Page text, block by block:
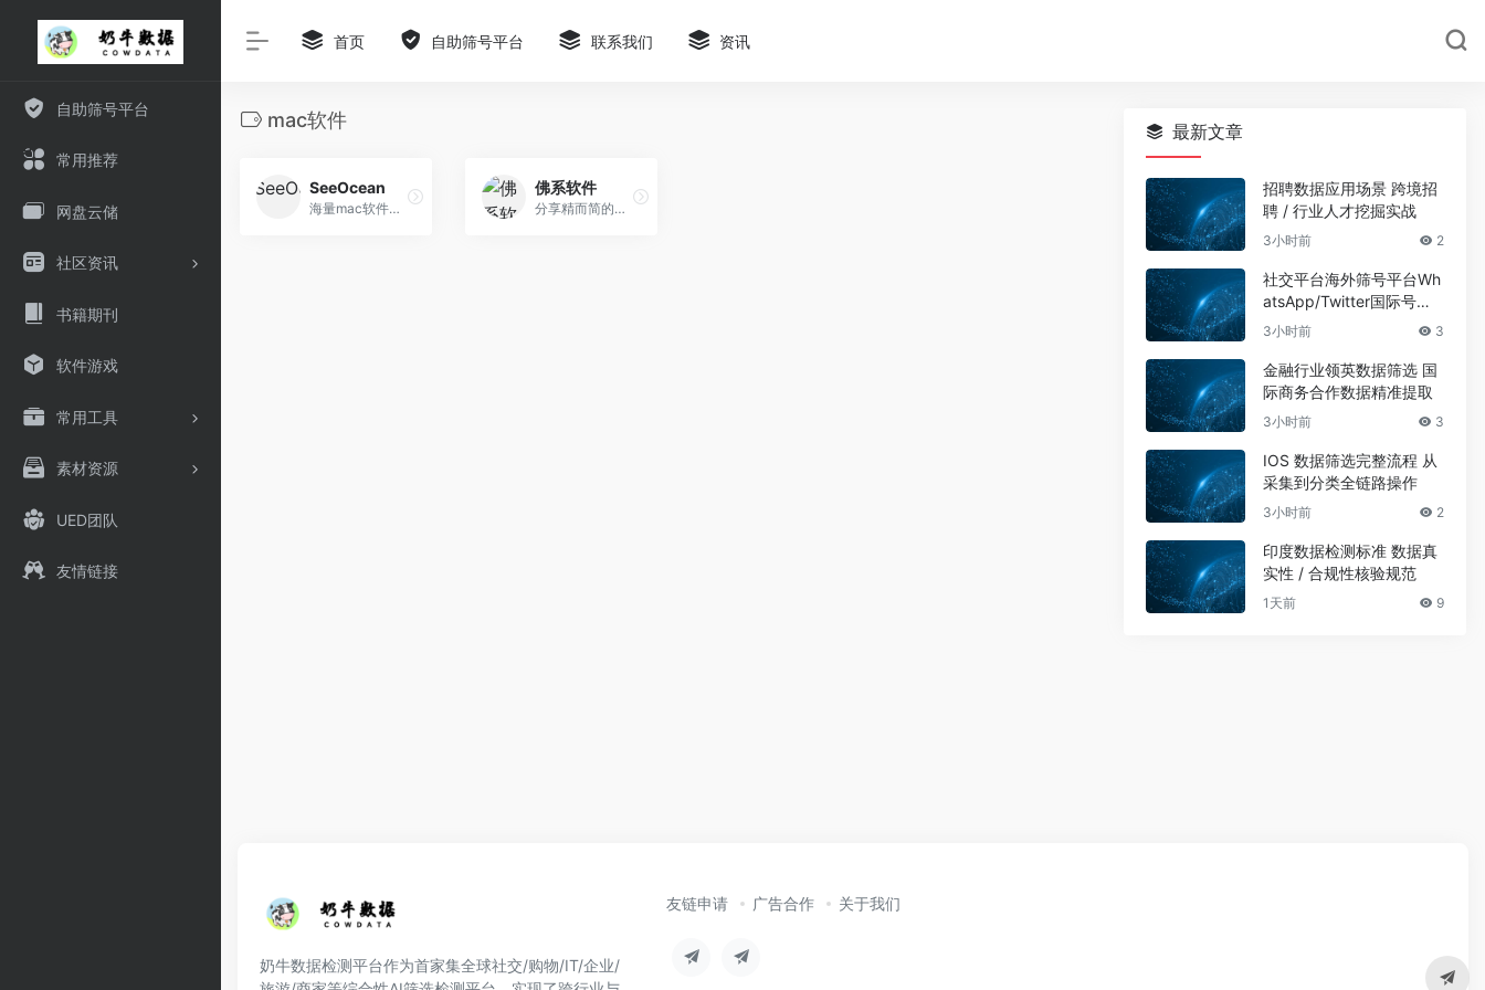
自助筛号平台
常用推荐
网盘云储
社区资讯
书籍期刊
软件游戏
常用工具
素材资源
UED团队
友情链接
首页 自助筛号平台 联系我们 资讯
mac软件
SeeOcean
海量mac软件分享
佛系软件
分享精而简的优秀软件
最新文章
招聘数据应用场景 跨境招
聘 / 行业人才挖掘实战
3小时前 2
社交平台海外筛号平台Wh
atsApp/Twitter国际号码
筛选
3小时前 3
金融行业领英数据筛选 国
际商务合作数据精准提取
3小时前 3
IOS 数据筛选完整流程 从
采集到分类全链路操作
3小时前 2
印度数据检测标准 数据真
实性 / 合规性核验规范
1天前 9
奶牛数据检测平台作为首家集全球社交/购物/IT/企业/
友链申请 广告合作 关于我们